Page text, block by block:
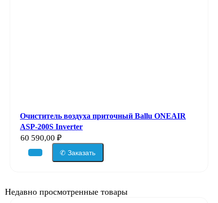
Очиститель воздуха приточный Ballu ONEAIR
ASP-200S Inverter
60 590,00 ₽
✆ Заказать
Недавно просмотренные товары